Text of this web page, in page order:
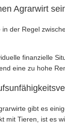
Agrarwirt
der Regel
finanzielle
eine zu hohe
gibt es
mit Tieren, ist es